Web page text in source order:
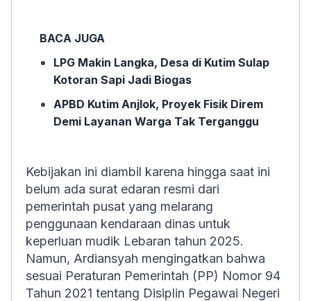
BACA JUGA
LPG Makin Langka, Desa di Kutim Sulap
Kotoran Sapi Jadi Biogas
APBD Kutim Anjlok, Proyek Fisik Direm
Demi Layanan Warga Tak Terganggu
Kebijakan ini diambil karena hingga saat ini
belum ada surat edaran resmi dari
pemerintah pusat yang melarang
penggunaan kendaraan dinas untuk
keperluan mudik Lebaran tahun 2025.
Namun, Ardiansyah mengingatkan bahwa
sesuai Peraturan Pemerintah (PP) Nomor 94
Tahun 2021 tentang Disiplin Pegawai Negeri